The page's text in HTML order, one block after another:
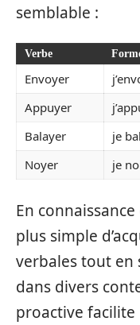
semblable :
Verbe
Envoyer
Appuyer
Balayer
je
Noyer
je
En
plus simple
verbales tout en
dans divers
proactive